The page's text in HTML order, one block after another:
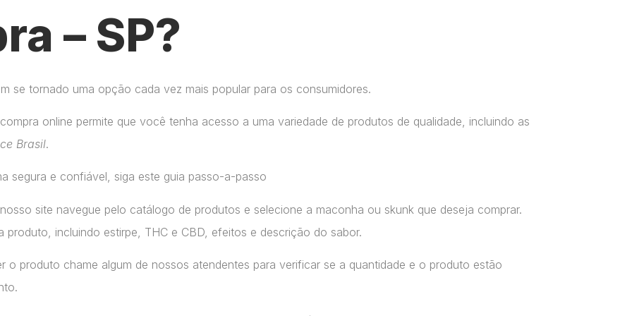
– SP?
se tornado uma opção cada vez mais popular para os consumidores.
online permite que você tenha acesso a uma variedade de produtos de qualidade, incluindo as
Brasil.
segura e confiável, siga este guia passo-a-passo
site navegue pelo catálogo de produtos e selecione a maconha ou skunk que deseja comprar.
incluindo estirpe, THC e CBD, efeitos e descrição do sabor.
o produto chame algum de nossos atendentes para verificar se a quantidade e o produto estão